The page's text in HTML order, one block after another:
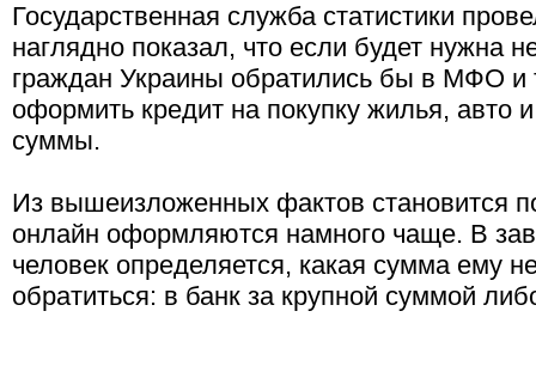
Государственная служба статистики
наглядно показал, что если будет нужна
граждан Украины обратились бы в МФО и
оформить кредит на покупку жилья, авто
суммы.
Из вышеизложенных фактов становится
онлайн оформляются намного чаще. В
человек определяется, какая сумма ему
обратиться: в банк за крупной суммой